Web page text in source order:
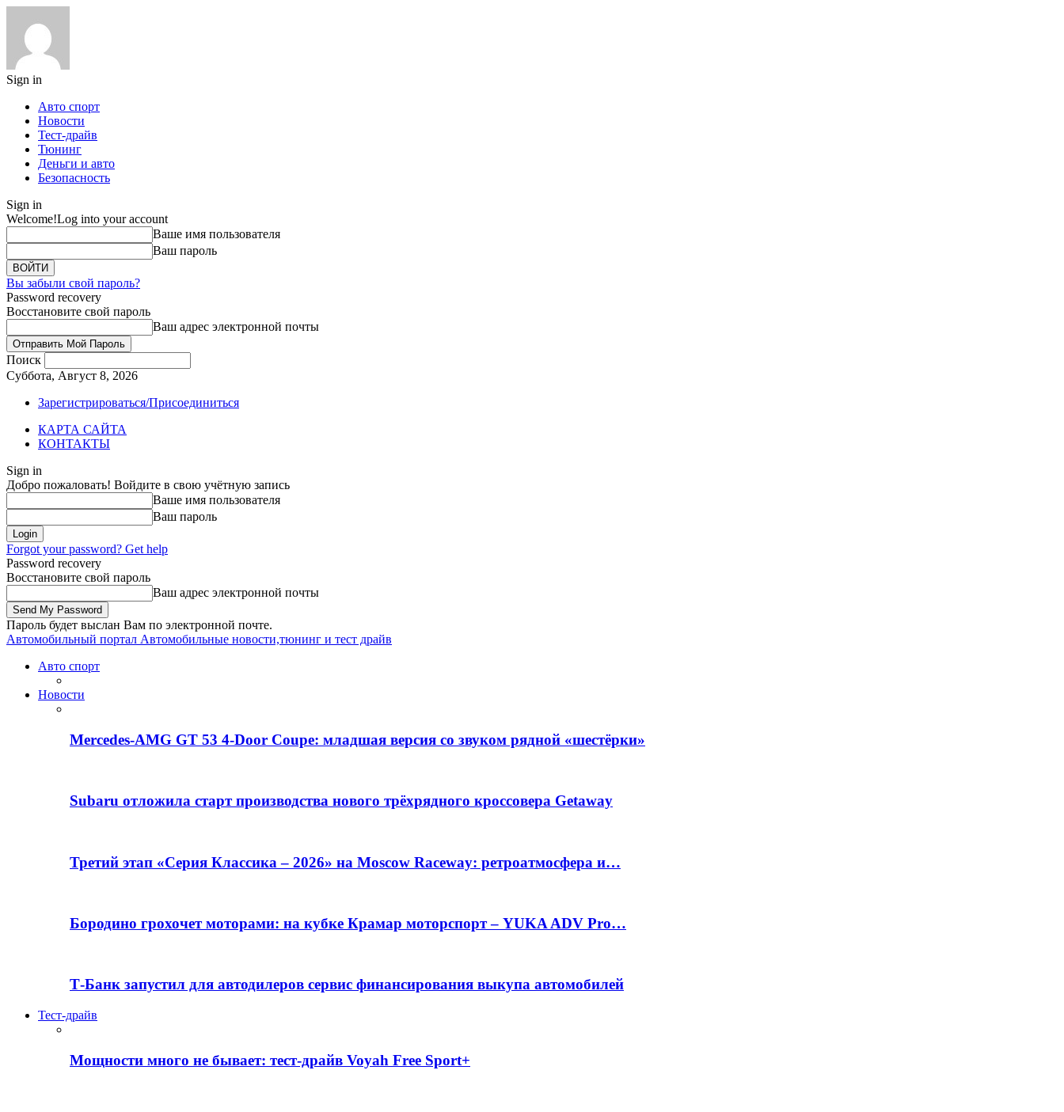
Sign in
Авто спорт
Новости
Тест-драйв
Тюнинг
Деньги и авто
Безопасность
Sign in
Welcome!Log into your account
Ваше имя пользователя
Ваш пароль
Вы забыли свой пароль?
Password recovery
Восстановите свой пароль
Ваш адрес электронной почты
Поиск
Суббота, Август 8, 2026
Зарегистрироваться/Присоединиться
КАРТА САЙТА
КОНТАКТЫ
Sign in
Добро пожаловать! Войдите в свою учётную запись
Ваше имя пользователя
Ваш пароль
Forgot your password? Get help
Password recovery
Восстановите свой пароль
Ваш адрес электронной почты
Пароль будет выслан Вам по электронной почте.
Автомобильный портал Автомобильные новости,тюнинг и тест драйв
Авто спорт
Новости
Mercedes-AMG GT 53 4-Door Coupe: младшая версия со звуком рядной «шестёрки»
Subaru отложила старт производства нового трёхрядного кроссовера Getaway
Третий этап «Серия Классика – 2026» на Moscow Raceway: ретроатмосфера и…
Бородино грохочет моторами: на кубке Крамар моторспорт – YUKA ADV Pro…
Т-Банк запустил для автодилеров сервис финансирования выкупа автомобилей
Тест-драйв
Мощности много не бывает: тест-драйв Voyah Free Sport+